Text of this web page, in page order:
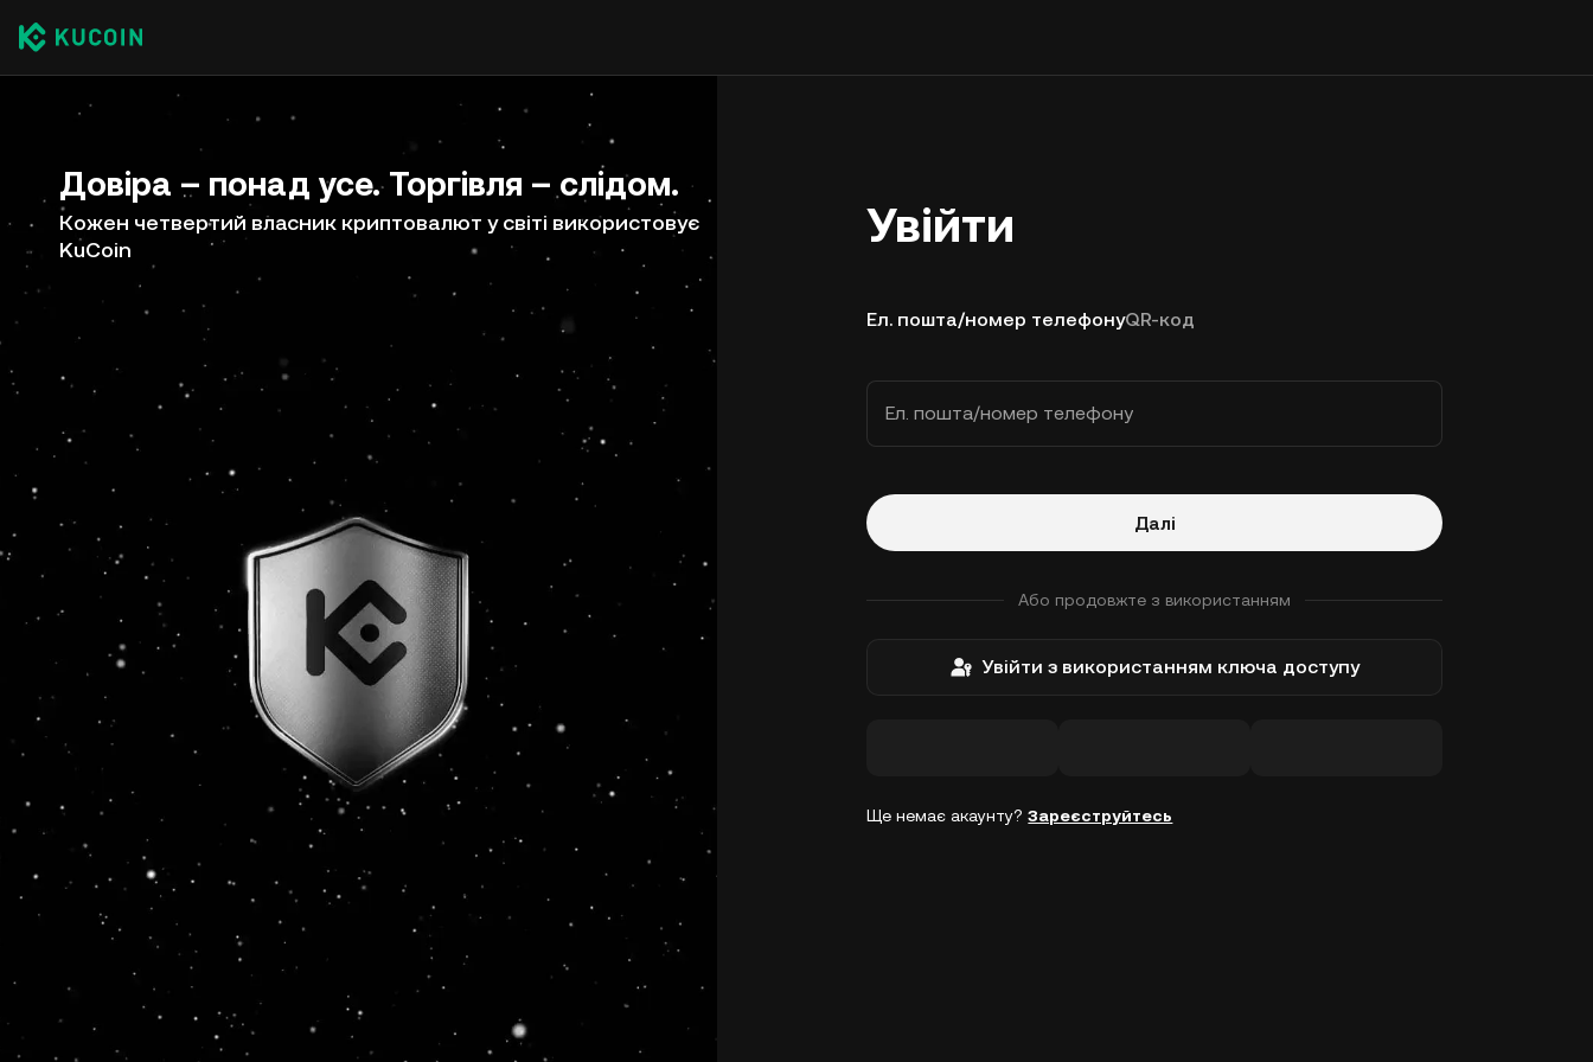
Довіра – понад усе. Торгівля – слідом.
Кожен четвертий власник криптовалют у світі використовує
KuCoin
Увійти
Ел. пошта/номер телефонуQR-код
Ел. пошта/номер телефону
Далі
Або продовжте з використанням
Увійти з використанням ключа доступу
Ще немає акаунту?Зареєструйтесь